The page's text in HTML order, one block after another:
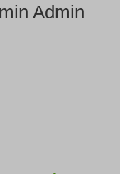
Admin